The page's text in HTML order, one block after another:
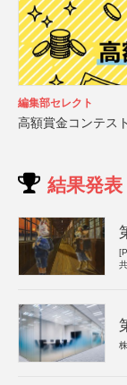
編集部セレクト
高額賞金コンテス
結果発表